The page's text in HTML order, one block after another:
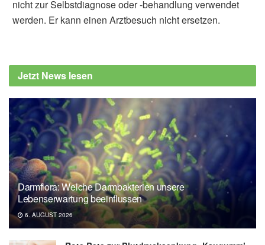
nicht zur Selbstdiagnose oder -behandlung verwendet
werden. Er kann einen Arztbesuch nicht ersetzen.
Jetzt News lesen
Darmflora: Welche Darmbakterien unsere
Lebenserwartung beeinflussen
6. AUGUST 2026